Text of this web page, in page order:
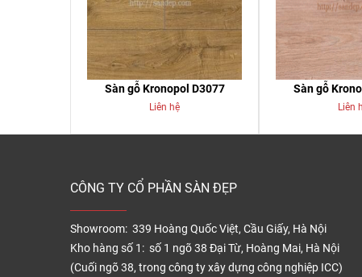
Sàn gỗ Kronopol D3077
Liên hệ
Sàn gỗ
Liên
CÔNG TY CỔ PHẦN SÀN ĐẸP
Showroom: 339 Hoàng Quốc Việt, Cầu Giấy, Hà Nội
Kho hàng số 1: số 1 ngõ 38 Đại Từ, Hoàng Mai, Hà Nội
(Cuối ngõ 38, trong công ty xây dựng công nghiệp ICC)